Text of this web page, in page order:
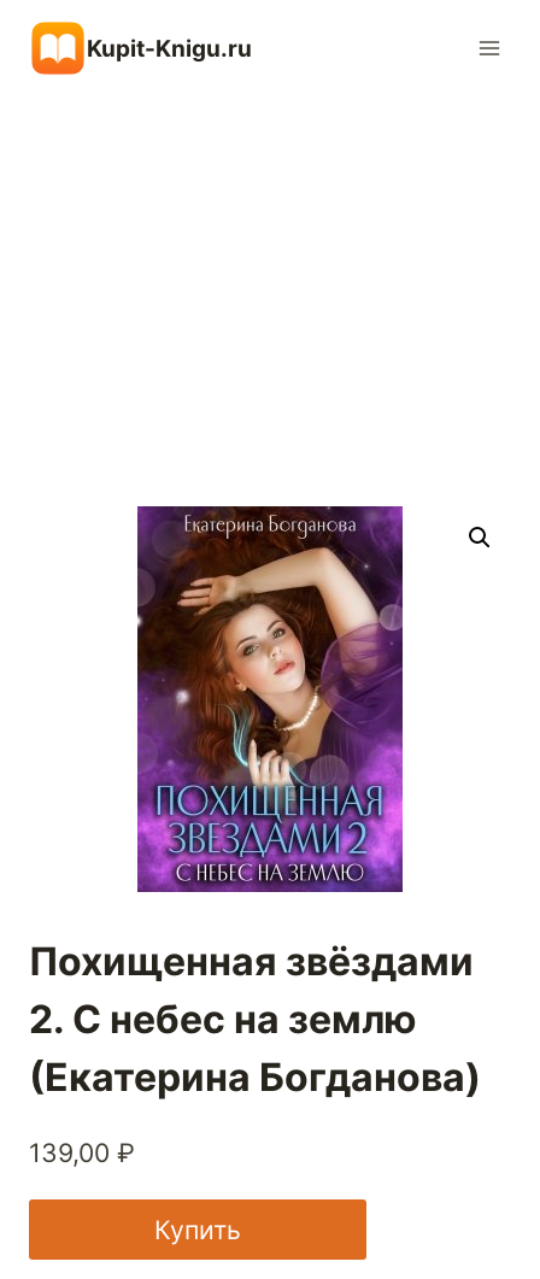
содержимому
Kupit-Knigu.ru
Похищенная звёздами
2. С небес на землю
(Екатерина Богданова)
139,00 ₽
Купить